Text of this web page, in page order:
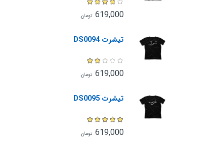
619,000 تومان
تیشرت DS0094
619,000 تومان
تیشرت DS0095
619,000 تومان